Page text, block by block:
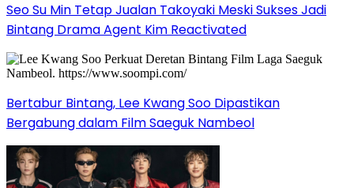
Seo Su Min Tetap Jualan Takoyaki Meski Sukses Jadi
Bintang Drama Agent Kim Reactivated
Bertabur Bintang, Lee Kwang Soo Dipastikan
Bergabung dalam Film Saeguk Nambeol